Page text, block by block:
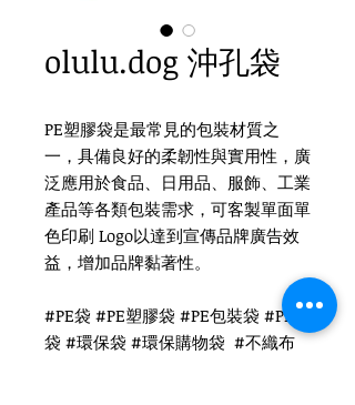
olulu.dog 沖孔袋
PE塑膠袋是最常見的包裝材質之
一，具備良好的柔韌性與實用性，廣
泛應用於食品、日用品、服飾、工業
產品等各類包裝需求，可客製單面單
色印刷 Logo以達到宣傳品牌廣告效
益，增加品牌黏著性。
#PE袋 #PE塑膠袋 #PE包裝袋 #PE膠
袋 #環保袋 #環保購物袋 #不織布